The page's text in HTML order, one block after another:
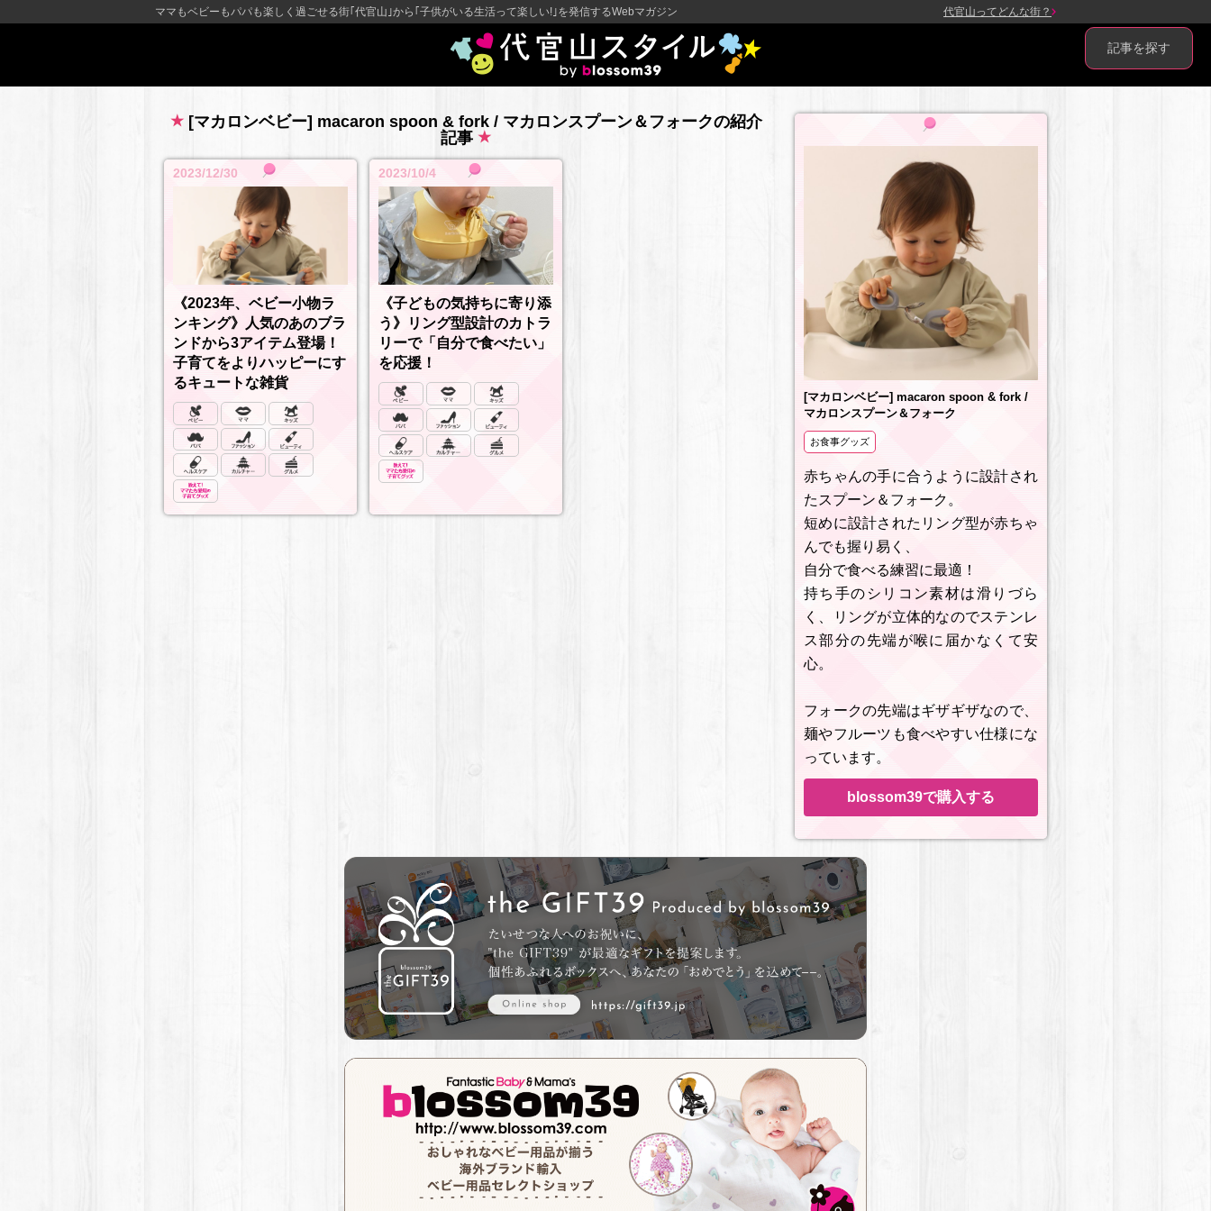
ママもベビーもパパも楽しく過ごせる街｢代官山｣から｢子供がいる生活って楽しい!｣を発信するWebマガジン 代官山ってどんな街？
[マカロンベビー] macaron spoon & fork / マカロンスプーン＆フォークの紹介
記事
2023/12/30
《2023年、ベビー小物ラ
ンキング》人気のあのブラ
ンドから3アイテム登場！
子育てをよりハッピーにす
るキュートな雑貨
2023/10/4
《子どもの気持ちに寄り添
う》リング型設計のカトラ
リーで「自分で食べたい」
を応援！
[マカロンベビー] macaron spoon & fork /
マカロンスプーン＆フォーク
お食事グッズ
赤ちゃんの手に合うように設計され
たスプーン＆フォーク。
短めに設計されたリング型が赤ちゃ
んでも握り易く、
自分で食べる練習に最適！
持ち手のシリコン素材は滑りづら
く、リングが立体的なのでステンレ
ス部分の先端が喉に届かなくて安
心。
フォークの先端はギザギザなので、
麺やフルーツも食べやすい仕様にな
っています。
blossom39で購入する
記事を探す